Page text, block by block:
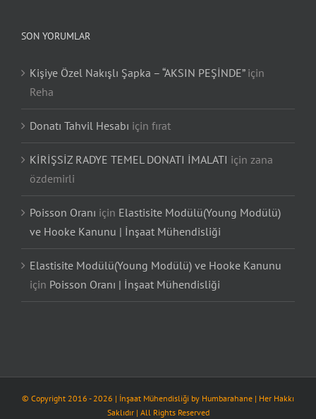
SON YORUMLAR
Kişiye Özel Nakışlı Şapka – “AKSIN PEŞİNDE”için
Reha
Donatı Tahvil Hesabı için fırat
KİRİŞSİZ RADYE TEMEL DONATI İMALATI için zana
özdemirli
Poisson Oranı için Elastisite Modülü(Young Modülü)
ve Hooke Kanunu | İnşaat Mühendisliği
Elastisite Modülü(Young Modülü) ve Hooke Kanunu
için Poisson Oranı | İnşaat Mühendisliği
© Copyright 2016 - 2026 | İnşaat Mühendisliği by Humbarahane | Her Hakkı
Saklıdır | All Rights Reserved